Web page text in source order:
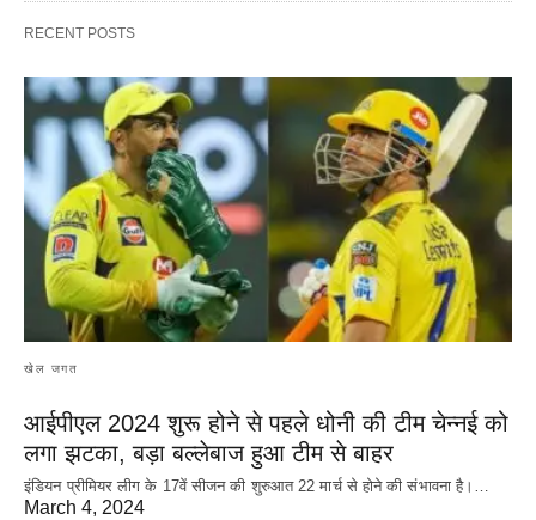
RECENT POSTS
खेल जगत
आईपीएल 2024 शुरू होने से पहले धोनी की टीम चेन्नई को
लगा झटका, बड़ा बल्लेबाज हुआ टीम से बाहर
इंडियन प्रीमियर लीग के 17वें सीजन की शुरुआत 22 मार्च से होने की संभावना है।…
March 4, 2024